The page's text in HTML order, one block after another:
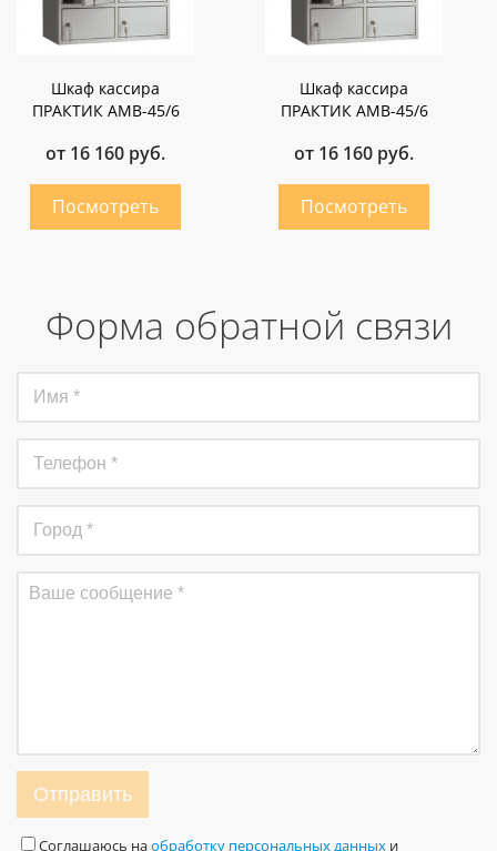
Шкаф кассира
ПРАКТИК AMB-45/6
от 16 160 руб.
Шкаф кассира
ПРАКТИК AMB-45/6
от 16 160 руб.
Форма обратной связи
Отправить
Соглашаюсь наобработку персональных данных и